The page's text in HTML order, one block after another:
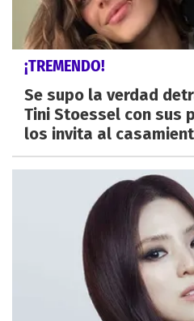
¡TREMENDO!
Se supo la verdad
Tini Stoessel con sus
los invita al